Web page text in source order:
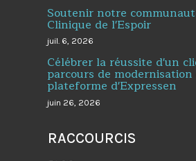
Soutenir notre
Clinique de l'Espoir
juil. 6, 2026
Célébrer la réussite d'un
parcours de
plateforme d'Expressen
juin 26, 2026
RACCOURCIS